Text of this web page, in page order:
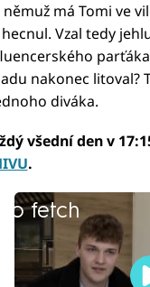
má Tomi ve
Vzal tedy
nakonec litoval?
diváka.
všední den v
.
to fetch